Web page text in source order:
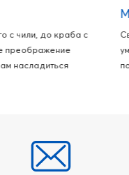
с чили, до краба с
преображение
насладиться